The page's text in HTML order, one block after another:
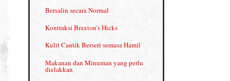
Nutrisi untuk Ikhtiar Hamil
Bersalin secara Normal
Kontraksi Braxton's Hicks
Kulit Cantik Berseri semasa Hamil
Makanan dan Minuman yang perlu
dielakkan